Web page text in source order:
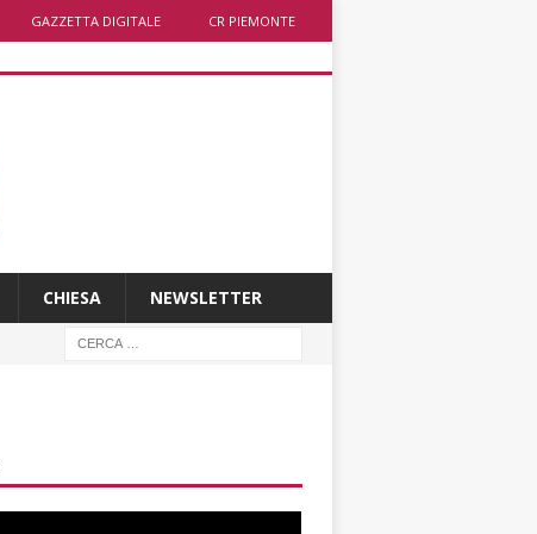
GAZZETTA DIGITALE CR PIEMONTE
CHIESA NEWSLETTER